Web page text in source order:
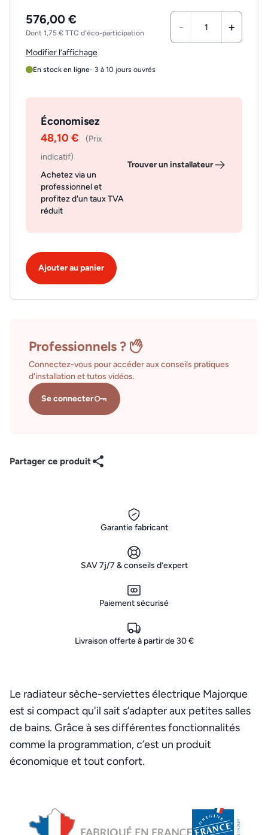
576,00 €
Dont 1,75 € TTC d'éco-participation - +
Modifier l’affichage
En stock en ligne- 3 à 10 jours ouvrés
Économisez
48,10 €
(Prix
indicatif)
Achetez via un
professionnel et
profitez d'un taux TVA
réduit
Trouver un installateur
Ajouter au panier
Professionnels ?
Connectez-vous pour accéder aux conseils pratiques
d'installation et tutos vidéos.
Se connecter
Partager ce produit
Garantie fabricant
SAV 7j/7 & conseils d’expert
Paiement sécurisé
Livraison offerte à partir de 30 €
Le radiateur sèche-serviettes électrique Majorque
est si compact qu'il sait s’adapter aux petites salles
de bains. Grâce à ses différentes fonctionnalités
comme la programmation, c’est un produit
économique et tout confort.